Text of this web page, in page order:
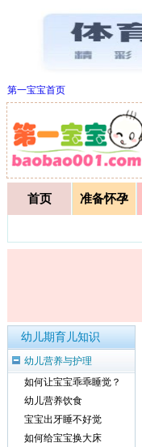
第一宝宝首页
首页 准备怀孕
幼儿期育儿知识
幼儿营养与护理
如何让宝宝乖乖睡觉？
幼儿营养饮食
宝宝出牙睡不好觉
如何给宝宝换大床